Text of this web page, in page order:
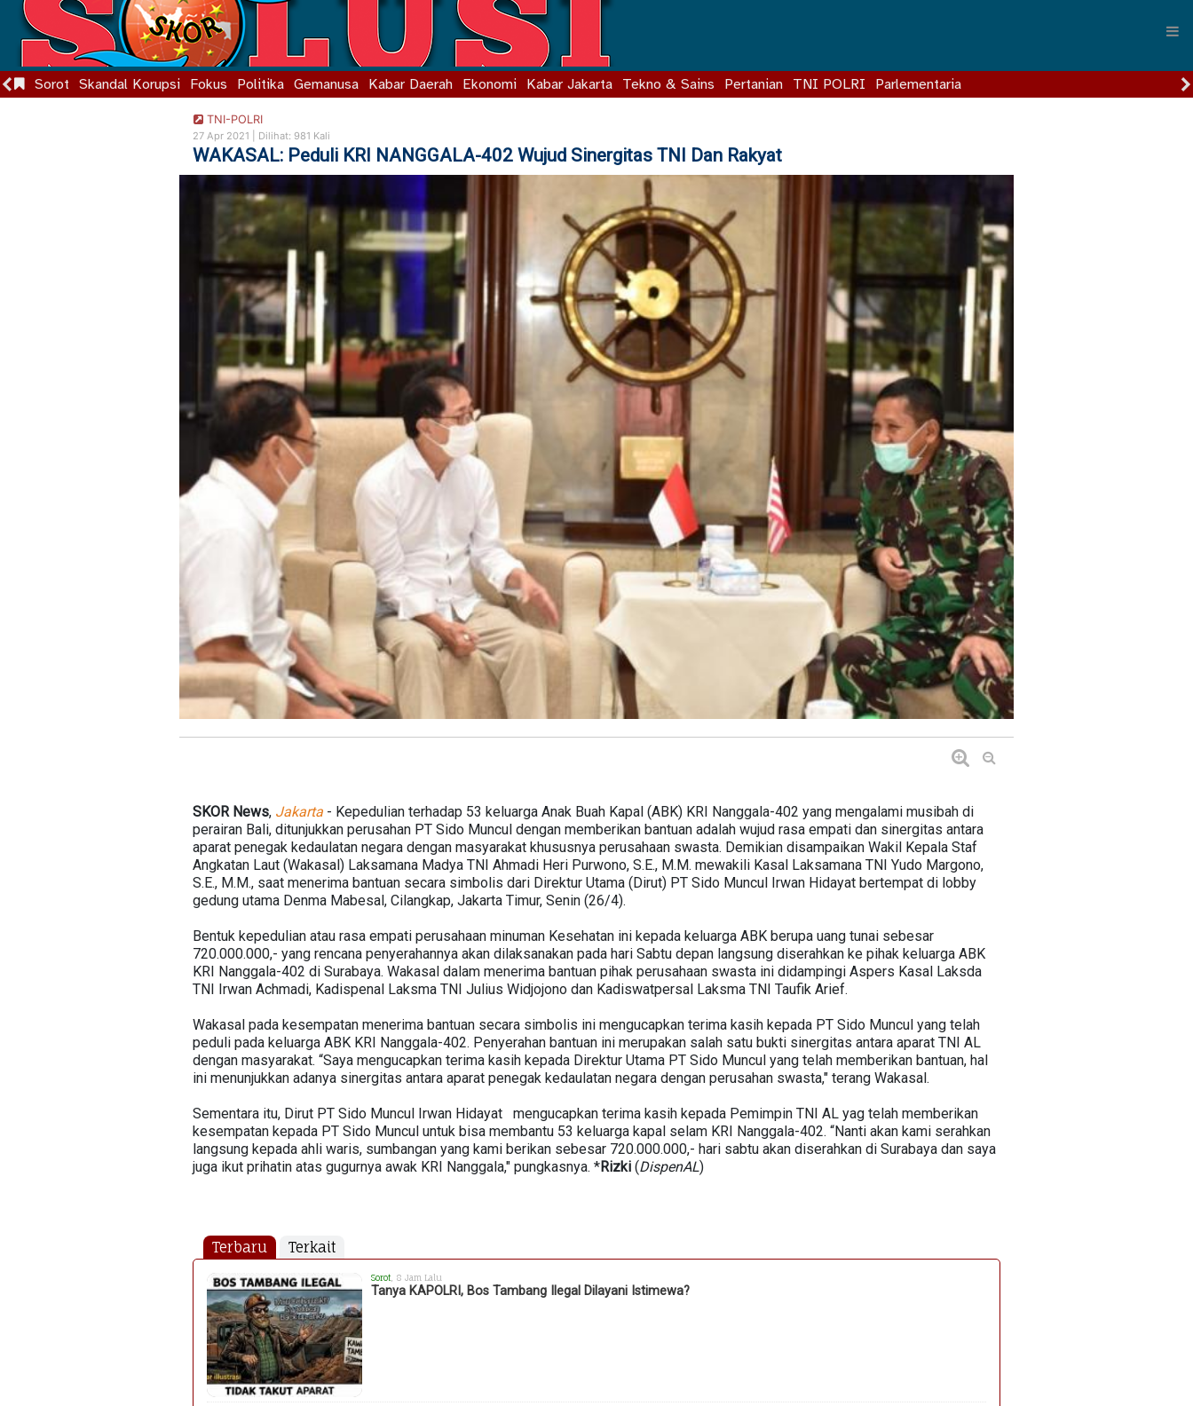
Sorot Skandal Korupsi Fokus Politika Gemanusa Kabar Daerah Ekonomi Kabar Jakarta Tekno & Sains Pertanian TNI POLRI Parlementaria
TNI-POLRI
27 Apr 2021 | Dilihat: 981 Kali
WAKASAL: Peduli KRI NANGGALA-402 Wujud Sinergitas TNI Dan Rakyat
SKOR News, Jakarta- Kepedulian terhadap 53 keluarga Anak Buah Kapal (ABK) KRI Nanggala-402 yang mengalami musibah di
perairan Bali, ditunjukkan perusahan PT Sido Muncul dengan memberikan bantuan adalah wujud rasa empati dan sinergitas antara
aparat penegak kedaulatan negara dengan masyarakat khususnya perusahaan swasta. Demikian disampaikan Wakil Kepala Staf
Angkatan Laut (Wakasal) Laksamana Madya TNI Ahmadi Heri Purwono, S.E., M.M. mewakili Kasal Laksamana TNI Yudo Margono,
S.E., M.M., saat menerima bantuan secara simbolis dari Direktur Utama (Dirut) PT Sido Muncul Irwan Hidayat bertempat di lobby
gedung utama Denma Mabesal, Cilangkap, Jakarta Timur, Senin (26/4).
Bentuk kepedulian atau rasa empati perusahaan minuman Kesehatan ini kepada keluarga ABK berupa uang tunai sebesar
720.000.000,- yang rencana penyerahannya akan dilaksanakan pada hari Sabtu depan langsung diserahkan ke pihak keluarga ABK
KRI Nanggala-402 di Surabaya. Wakasal dalam menerima bantuan pihak perusahaan swasta ini didampingi Aspers Kasal Laksda
TNI Irwan Achmadi, Kadispenal Laksma TNI Julius Widjojono dan Kadiswatpersal Laksma TNI Taufik Arief.
Wakasal pada kesempatan menerima bantuan secara simbolis ini mengucapkan terima kasih kepada PT Sido Muncul yang telah
peduli pada keluarga ABK KRI Nanggala-402. Penyerahan bantuan ini merupakan salah satu bukti sinergitas antara aparat TNI AL
dengan masyarakat. “Saya mengucapkan terima kasih kepada Direktur Utama PT Sido Muncul yang telah memberikan bantuan, hal
ini menunjukkan adanya sinergitas antara aparat penegak kedaulatan negara dengan perusahan swasta," terang Wakasal.
Sementara itu, Dirut PT Sido Muncul Irwan Hidayat mengucapkan terima kasih kepada Pemimpin TNI AL yag telah memberikan
kesempatan kepada PT Sido Muncul untuk bisa membantu 53 keluarga kapal selam KRI Nanggala-402. “Nanti akan kami serahkan
langsung kepada ahli waris, sumbangan yang kami berikan sebesar 720.000.000,- hari sabtu akan diserahkan di Surabaya dan saya
juga ikut prihatin atas gugurnya awak KRI Nanggala," pungkasnya. *Rizki(DispenAL)
Terbaru Terkait
Sorot , 8 Jam Lalu
Tanya KAPOLRI, Bos Tambang Ilegal Dilayani Istimewa?